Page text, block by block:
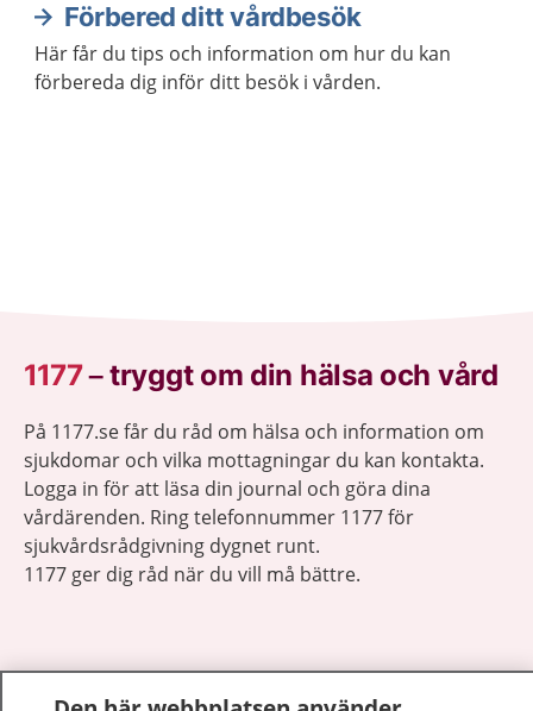
Förbered ditt vårdbesök
Här får du tips och information om hur du kan
förbereda dig inför ditt besök i vården.
1177–tryggt om din hälsa och vård
På 1177.se får du råd om hälsa och information om
sjukdomar och vilka mottagningar du kan kontakta.
Logga in för att läsa din journal och göra dina
vårdärenden. Ring telefonnummer 1177 för
sjukvårdsrådgivning dygnet runt.
1177 ger dig råd när du vill må bättre.